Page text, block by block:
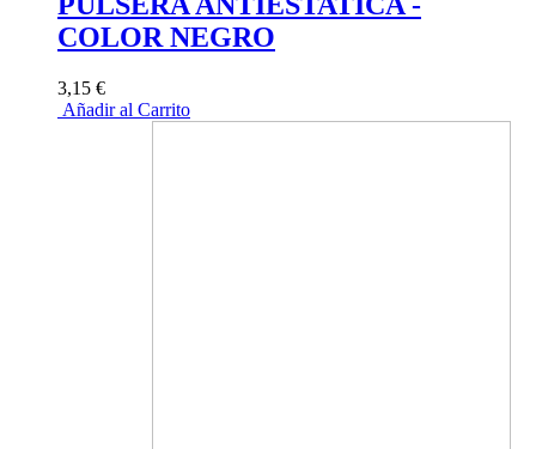
COLOR NEGRO
3,15 €
Añadir al Carrito